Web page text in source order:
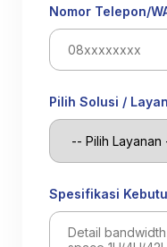
Nomor Telepon/
Pilih Solusi /
Spesifikasi